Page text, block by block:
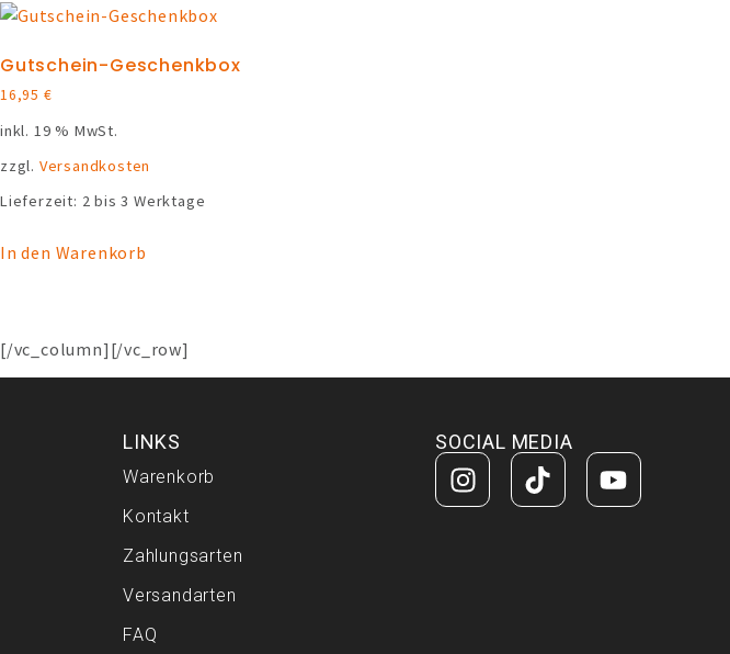
Gutschein-Geschenkbox
16,95 €
inkl. 19 % MwSt.
zzgl. Versandkosten
Lieferzeit: 2 bis 3 Werktage
In den Warenkorb
[/vc_column][/vc_row]
LINKS
Warenkorb
Kontakt
Zahlungsarten
Versandarten
FAQ
SOCIAL MEDIA